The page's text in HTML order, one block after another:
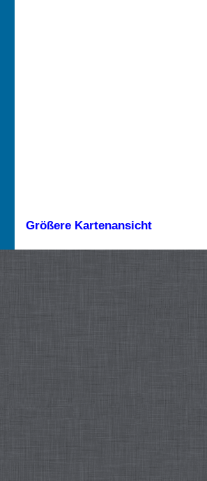
Größere Kartenansicht